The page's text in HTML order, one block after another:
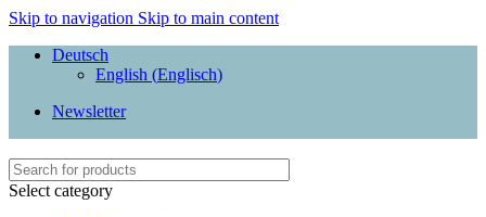
Skip to navigation Skip to main content
Deutsch
English (Englisch)
Newsletter
Select category